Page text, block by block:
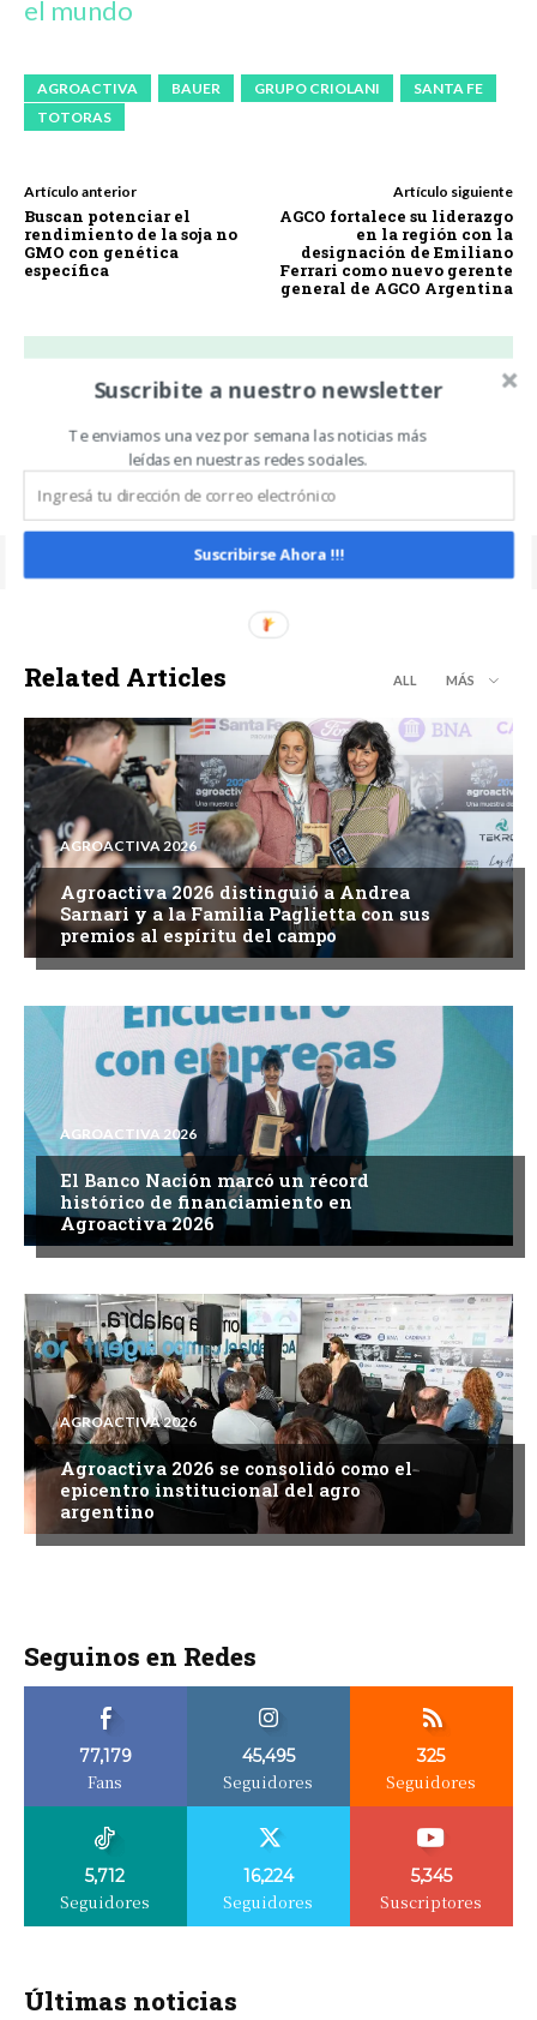
el mundo
AGROACTIVA BAUER GRUPO CRIOLANI
SANTA FE
TOTORAS
Artículo anterior
Buscan potenciar el
rendimiento de la soja no
GMO con genética
específica
Artículo siguiente
AGCO fortalece su liderazgo
en la región con la
designación de Emiliano
Ferrari como nuevo gerente
general de AGCO Argentina
https://www.noticiasdecampo.com/
Related Articles ALL MÁS
AGROACTIVA 2026
Agroactiva 2026 distinguió a Andrea
Sarnari y a la Familia Paglietta con sus
premios al espíritu del campo
AGROACTIVA 2026
El Banco Nación marcó un récord
histórico de financiamiento en
Agroactiva 2026
AGROACTIVA 2026
Agroactiva 2026 se consolidó como el
epicentro institucional del agro
argentino
Seguinos en Redes
77,179
Fans
45,495
Seguidores
325
Seguidores
5,712
Seguidores
16,224
Seguidores
5,345
Suscriptores
Últimas noticias
Suscribite a nuestro newsletter
Te enviamos una vez por semana las noticias más
leídas en nuestras redes sociales.
Suscribirse Ahora !!!